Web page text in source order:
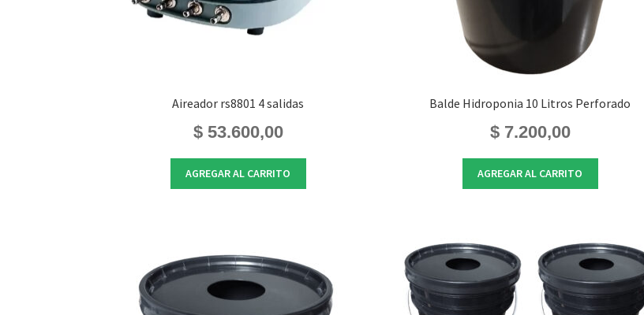
Aireador rs8801 4 salidas
$53.600,00
AGREGAR AL CARRITO
Balde Hidroponia 10 Litros Perforado
$7.200,00
AGREGAR AL CARRITO